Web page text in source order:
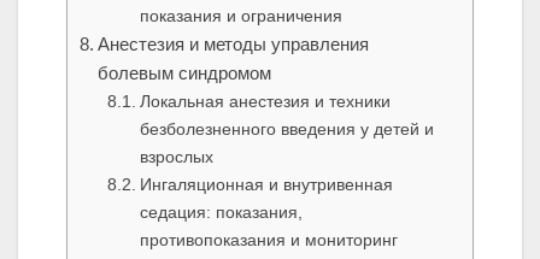
показания и ограничения
Анестезия и методы управления
болевым синдромом
Локальная анестезия и техники
безболезненного введения у детей и
взрослых
Ингаляционная и внутривенная
седация: показания,
противопоказания и мониторинг